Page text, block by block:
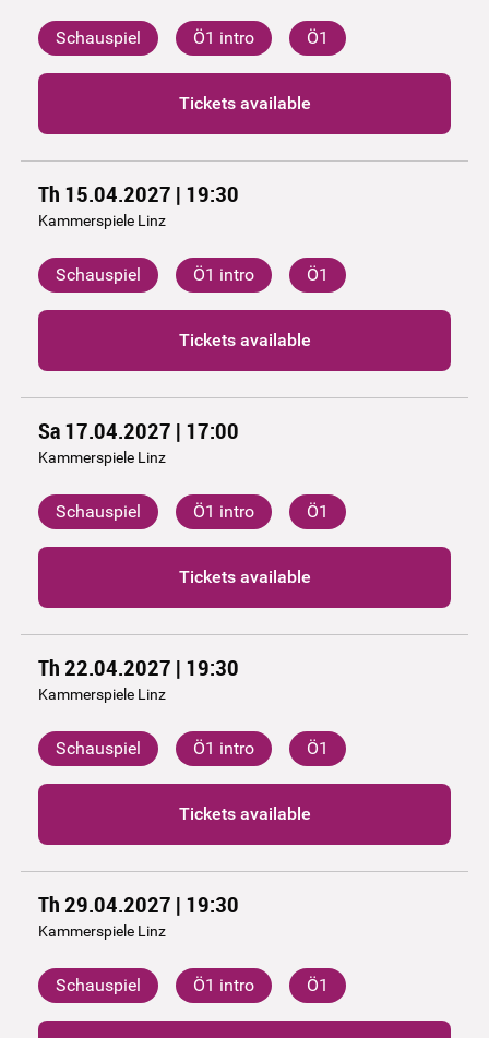
Schauspiel Ö1 intro Ö1
Tickets available
Th 15.04.2027 | 19:30
Kammerspiele Linz
Schauspiel Ö1 intro Ö1
Tickets available
Sa 17.04.2027 | 17:00
Kammerspiele Linz
Schauspiel Ö1 intro Ö1
Tickets available
Th 22.04.2027 | 19:30
Kammerspiele Linz
Schauspiel Ö1 intro Ö1
Tickets available
Th 29.04.2027 | 19:30
Kammerspiele Linz
Schauspiel Ö1 intro Ö1